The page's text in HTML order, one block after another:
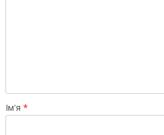
Ім'я *